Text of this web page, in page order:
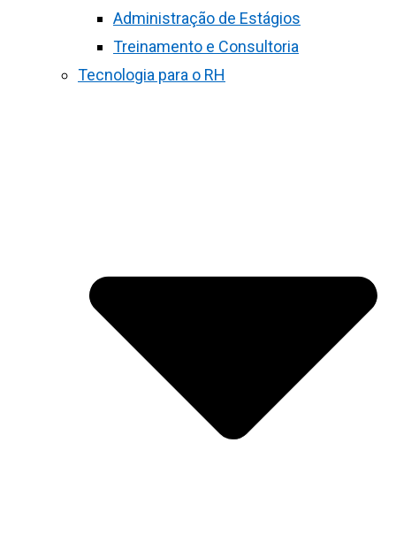
Administração de Estágios
Treinamento e Consultoria
Tecnologia para o RH